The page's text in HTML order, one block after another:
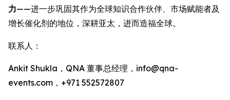
力——进一步巩固其作为全球知识合作伙伴、市场赋能者及
增长催化剂的地位，深耕亚太，进而造福全球。
联系人：
Ankit Shukla，QNA 董事总经理，info@qna-
events.com，+971 552572807